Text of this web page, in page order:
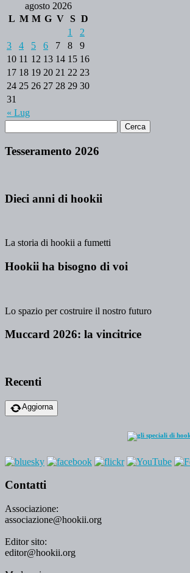
agosto 2026
L M M G V S D
« Lug
1
2
3
4 5 6 7 8
9
10 11 12 13 14 15 16
17 18 19 20 21 22 23
24 25 26 27 28 29 30
31
Tesseramento 2026
Dieci anni di hookii
La storia di hookii a fumetti
Hookii ha bisogno di voi
Lo spazio per costruire il nostro futuro
Muccard 2026: la vincitrice
Recenti
Aggiorna
Contatti
Associazione:
associazione@hookii.org
Editor sito:
editor@hookii.org